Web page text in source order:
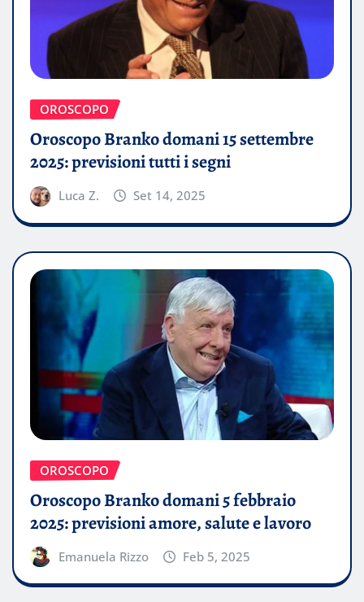
OROSCOPO
Oroscopo Branko domani 15 settembre
2025: previsioni tutti i segni
Luca Z. Set 14, 2025
OROSCOPO
Oroscopo Branko domani 5 febbraio
2025: previsioni amore, salute e lavoro
Emanuela Rizzo Feb 5, 2025